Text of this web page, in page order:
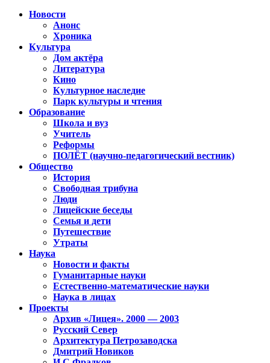
Новости
Анонс
Хроника
Культура
Дом актёра
Литература
Кино
Культурное наследие
Парк культуры и чтения
Образование
Школа и вуз
Учитель
Реформы
ПОЛЁТ (научно-педагогический вестник)
Общество
История
Свободная трибуна
Люди
Лицейские беседы
Семья и дети
Путешествие
Утраты
Наука
Новости и факты
Гуманитарные науки
Естественно-математические науки
Наука в лицах
Проекты
Архив «Лицея». 2000 — 2003
Русский Север
Архитектура Петрозаводска
Дмитрий Новиков